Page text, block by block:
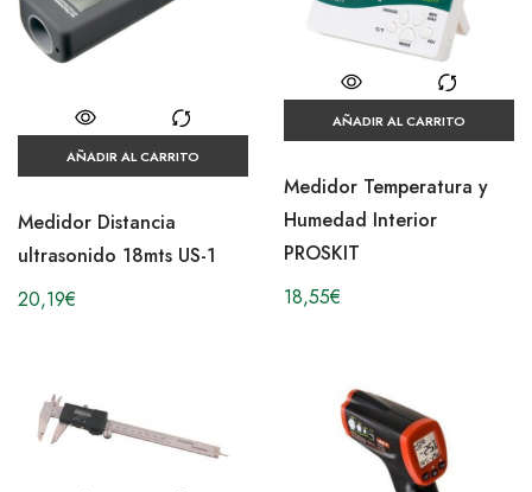
AÑADIR AL CARRITO
Medidor Distancia
ultrasonido 18mts US-1
20,19€
AÑADIR AL CARRITO
Medidor Temperatura y
Humedad Interior
PROSKIT
18,55€